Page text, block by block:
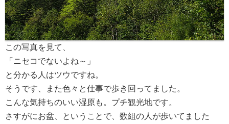
この写真を見て、
「ニセコでないよね～」
と分かる人はツウですね。
そうです、また色々と仕事で歩き回ってました。
こんな気持ちのいい湿原も。プチ観光地です。
さすがにお盆、ということで、数組の人が歩いてました